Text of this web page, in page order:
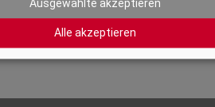
Ausgewählte akzeptieren
Alle akzeptieren